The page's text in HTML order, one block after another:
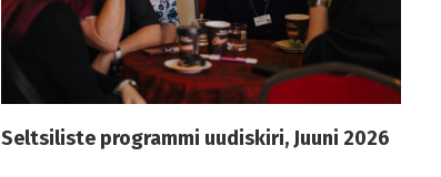
Seltsiliste programmi uudiskiri, Juuni 2026